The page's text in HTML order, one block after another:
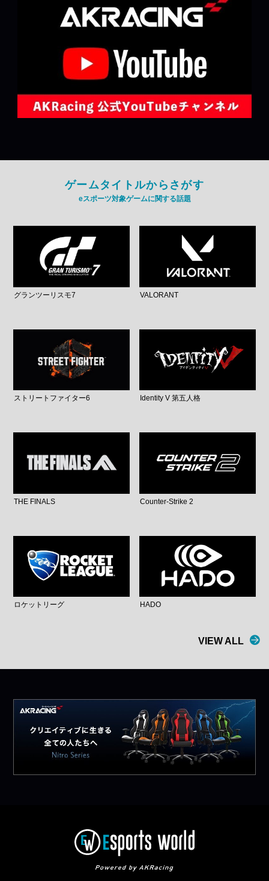
ゲームタイトルからさがす
eスポーツ対象ゲームに関する話題
グランツーリスモ7 VALORANT
ストリートファイター6 Identity V 第五人格
THE FINALS Counter-Strike 2
ロケットリーグ HADO
VIEW ALL